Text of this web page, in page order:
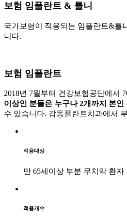
보험 임플란트 & 틀니
국가보험이 적용되는 임플란트&틀
니다.
보험 임플란트
2018년 7월부터 건강보험공단에서
이상인 분들은 누구나 2개까지 본인
수 있습니다. 감동플란트치과에서
적용대상
만 65세이상 부분 무치악 환자
적용개수